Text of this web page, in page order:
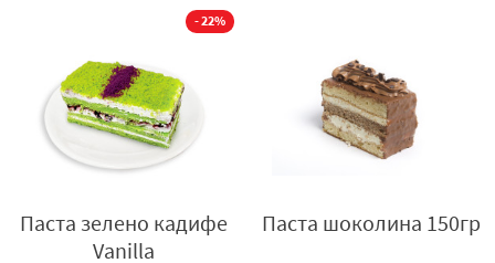
- 22%
Паста зелено кадифе
Vanilla
Паста шоколина 150гр